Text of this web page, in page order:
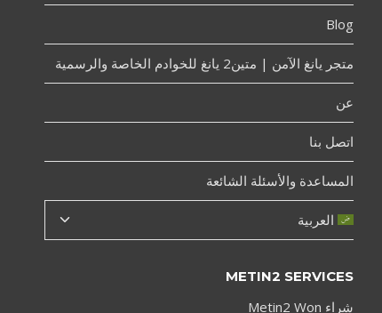
Blog
متجر يانغ الآمن | متين2 يانغ للخوادم الخاصة والرسمية
عن
اتصل بنا
المساعدة والأسئلة الشائعة
العربية
تبديل
القائمة
METIN2 SERVICES
شراء Metin2 Won